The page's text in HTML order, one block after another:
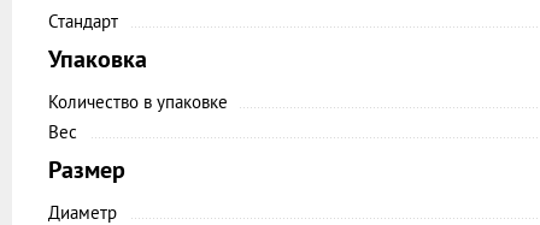
Стандарт
Упаковка
Количество в упаковке
Вес
Размер
Диаметр